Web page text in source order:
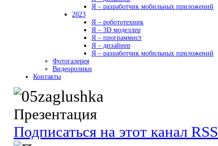
Я – разработчик мобильных приложений
2023
Я – робототехник
Я – 3D моделлер
Я – программист
Я – дизайнер
Я – разработчик мобильных приложений
Фотогалерея
Видеоролики
Контакты
Презентация
Подписаться на этот канал RSS